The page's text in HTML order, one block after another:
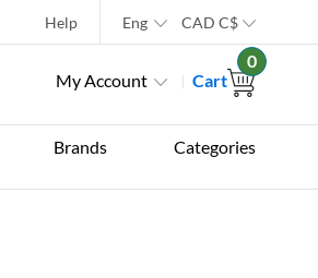
Help Eng CAD C$
My Account Cart
0
Brands Categories